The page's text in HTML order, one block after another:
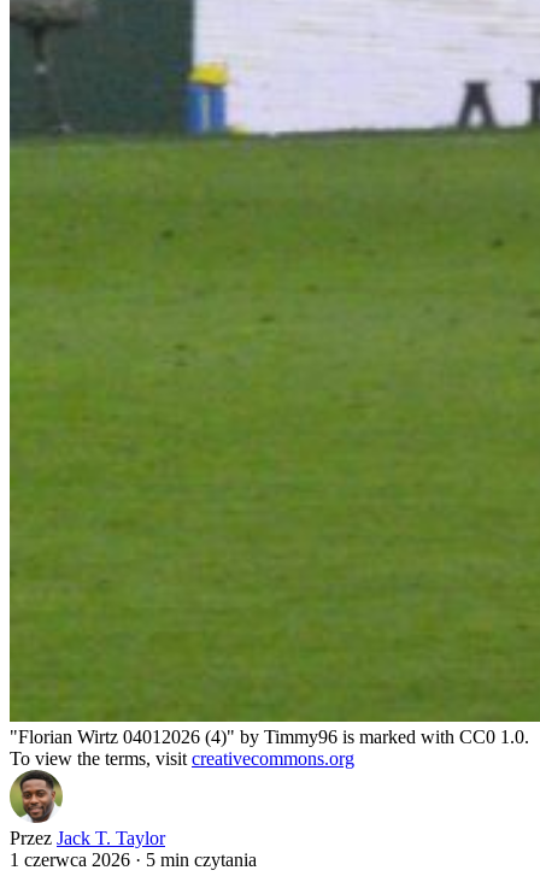
"Florian Wirtz 04012026 (4)" by Timmy96 is marked with CC0 1.0.
To view the terms, visit creativecommons.org
Przez Jack T. Taylor
1 czerwca 2026 · 5 min czytania